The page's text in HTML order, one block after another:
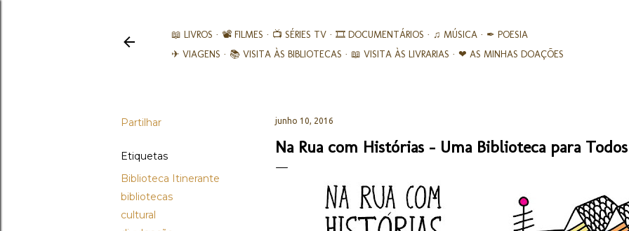
📖 LIVROS 📽️ FILMES 📺 SÉRIES TV 🎞︎ DOCUMENTÁRIOS ♫ MÚSICA
✒ POESIA
✈ VIAGENS
📚︎ VISITA ÀS BIBLIOTECAS 📖 VISITA ÀS LIVRARIAS ❤ AS MINHAS DOAÇÕES
Partilhar
Etiquetas
Biblioteca Itinerante
bibliotecas
cultural
junho 10, 2016
Na Rua com Histórias - Uma Biblioteca para Todos